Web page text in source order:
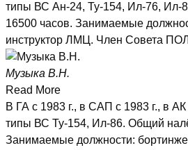
типы ВС Ан-24, Ту-154, Ил-76, Ил-
16500 часов. Занимаемые
инструктор ЛМЦ. Член Совета
Музыка В.Н.
Read More
В ГА с 1983 г., в САП с 1983 г., в
типы ВС Ту-154, Ил-86. Общий
Занимаемые должности: